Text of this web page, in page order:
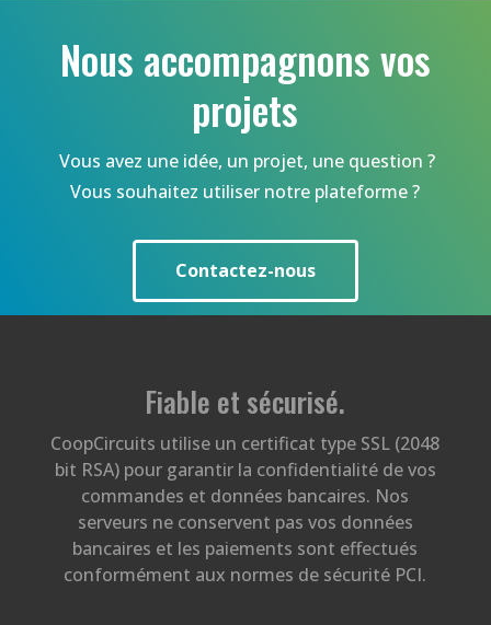
Nous accompagnons vos
projets
Vous avez une idée, un projet, une question ?
Vous souhaitez utiliser notre plateforme ?
Contactez-nous
Fiable et sécurisé.
CoopCircuits utilise un certificat type SSL (2048
bit RSA) pour garantir la confidentialité de vos
commandes et données bancaires. Nos
serveurs ne conservent pas vos données
bancaires et les paiements sont effectués
conformément aux normes de sécurité PCI.